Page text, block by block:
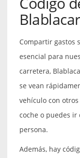
Blablacar
Compartir gastos
esencial para
carretera,
se vean
vehículo con
coche o puedes ir
persona.
Además, hay